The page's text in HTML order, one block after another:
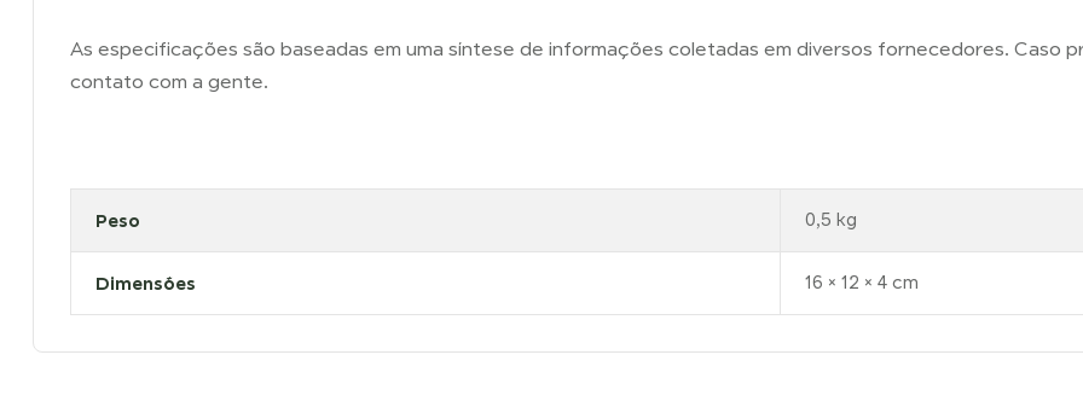
As especificações são baseadas em uma síntese de informações coletadas em diversos fornecedores. Caso
contato com a gente.
Peso 0,5 kg
Dimensões 16 × 12 × 4 cm